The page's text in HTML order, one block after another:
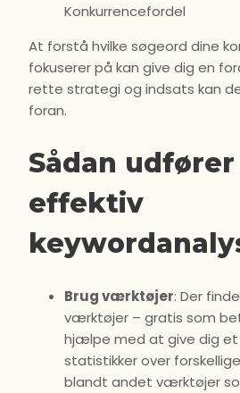
Konkurrencefordel
At forstå hvilke søgeord dine
fokuserer på kan give dig en
rette strategi og indsats kan
foran.
Sådan
effektiv
Brug værktøjer: Der
værktøjer – gratis som
hjælpe med at give dig et
statistikker over
blandt andet værktøjer